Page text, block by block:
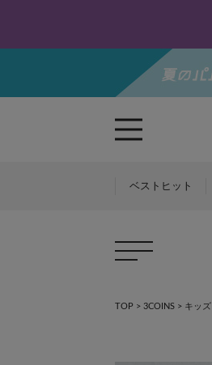
ベストヒット
TOP > 3COINS > キッズ